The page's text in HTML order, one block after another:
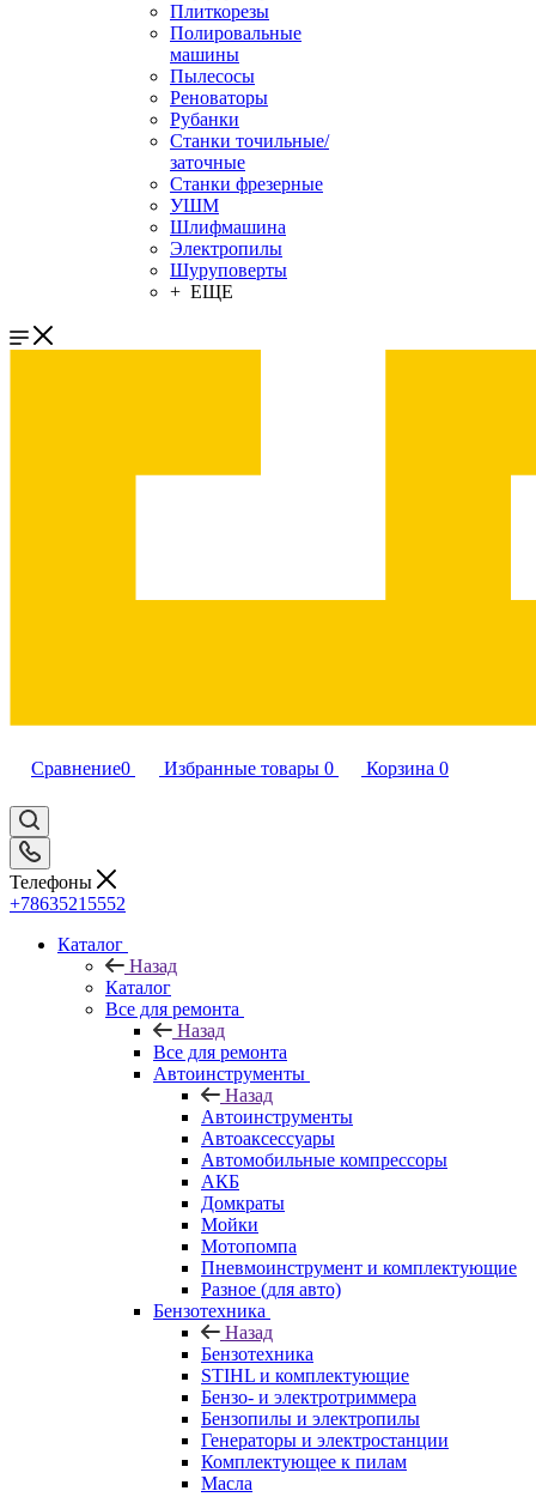
Плиткорезы
Полировальные
машины
Пылесосы
Реноваторы
Рубанки
Станки точильные/
заточные
Станки фрезерные
УШМ
Шлифмашина
Электропилы
Шуруповерты
+ ЕЩЕ
Сравнение0 Избранные товары 0 Корзина 0
Телефоны
+78635215552
Каталог
Назад
Каталог
Все для ремонта
Назад
Все для ремонта
Автоинструменты
Назад
Автоинструменты
Автоаксессуары
Автомобильные компрессоры
АКБ
Домкраты
Мойки
Мотопомпа
Пневмоинструмент и комплектующие
Разное (для авто)
Бензотехника
Назад
Бензотехника
STIHL и комплектующие
Бензо- и электротриммера
Бензопилы и электропилы
Генераторы и электростанции
Комплектующее к пилам
Масла